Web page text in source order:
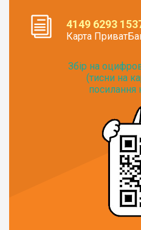
4149 6293
Карта
Збір на
(тисни на
посилання